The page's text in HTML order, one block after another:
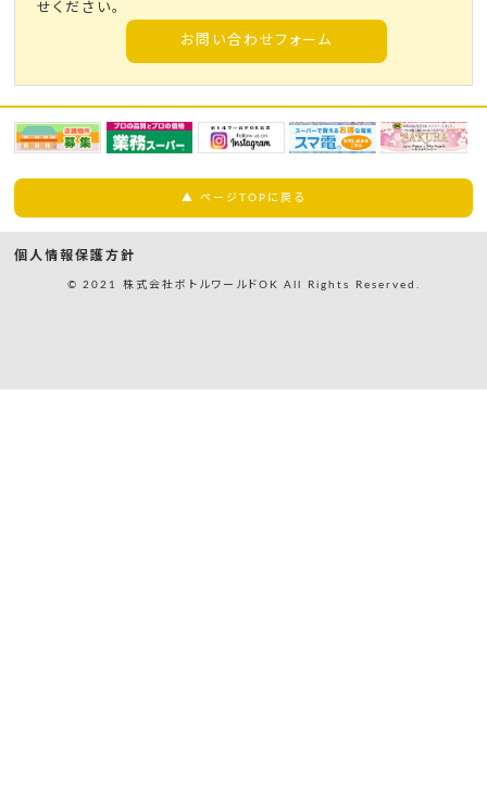
せください。
お問い合わせフォーム
▲ ページTOPに戻る
個人情報保護方針
© 2021 株式会社ボトルワールドOK All Rights Reserved.